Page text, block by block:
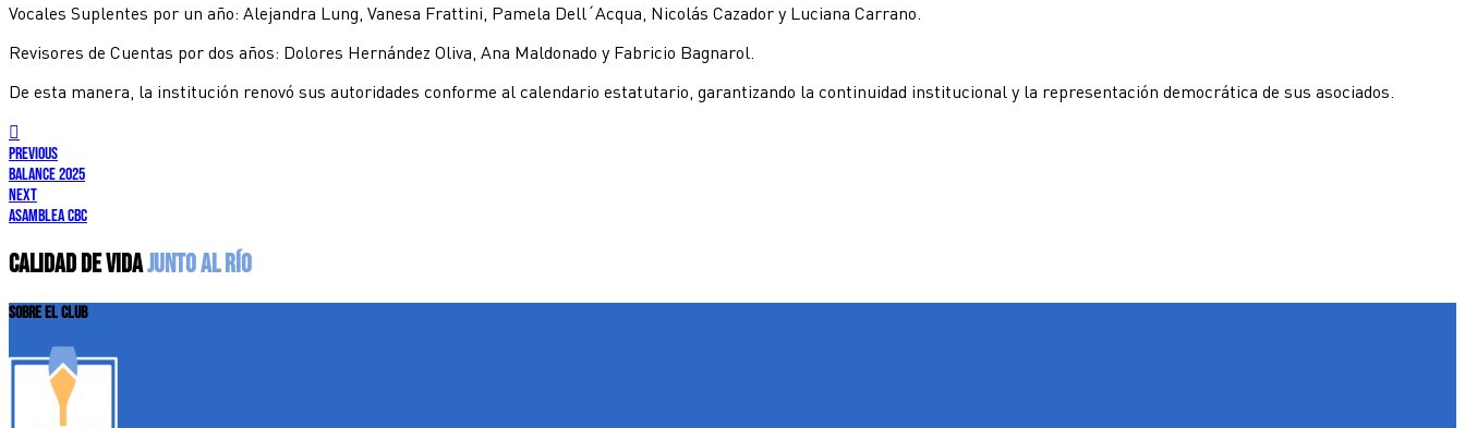
Vocales Suplentes por un año: Alejandra Lung, Vanesa Frattini, Pamela Dell´Acqua, Nicolás Cazador y Luciana Carrano.
Revisores de Cuentas por dos años: Dolores Hernández Oliva, Ana Maldonado y Fabricio Bagnarol.
De esta manera, la institución renovó sus autoridades conforme al calendario estatutario, garantizando la continuidad institucional y la representación democrática de sus asociados.
previous
BALANCE 2025
next
Asamblea CBC
CALIDAD DE VIDAJUNTO AL RÍO
SOBRE EL CLUB